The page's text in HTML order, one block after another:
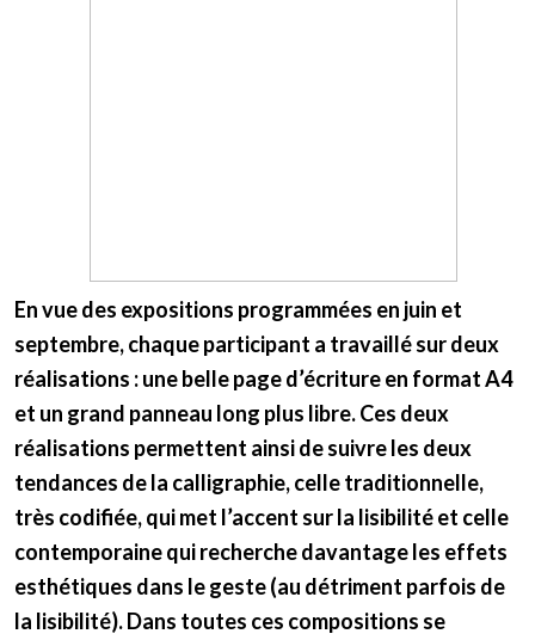
En vue des expositions programmées en juin et
septembre, chaque participant a travaillé sur deux
réalisations : une belle page d’écriture en format A4
et un grand panneau long plus libre. Ces deux
réalisations permettent ainsi de suivre les deux
tendances de la calligraphie, celle traditionnelle,
très codifiée, qui met l’accent sur la lisibilité et celle
contemporaine qui recherche davantage les effets
esthétiques dans le geste (au détriment parfois de
la lisibilité). Dans toutes ces compositions se